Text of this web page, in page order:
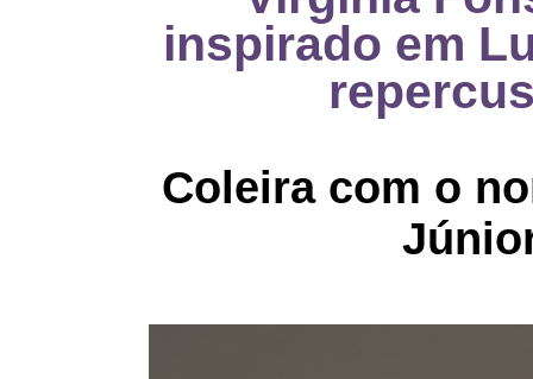
inspirado em
Coleira com o